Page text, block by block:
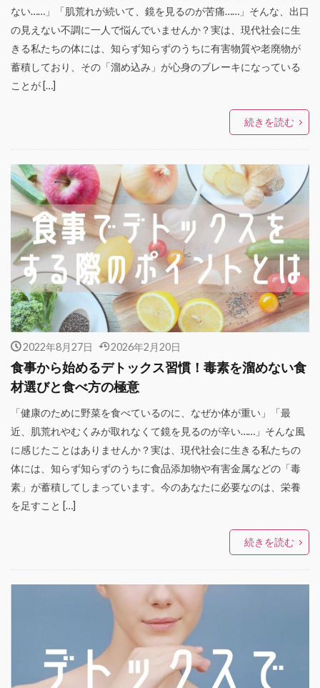
ない……」「肌荒れが続いて、鏡を見るのが苦痛……」そんな、出口
の見えない不調に一人で悩んでいませんか？実は、現代社会に生
きる私たちの体には、知らず知らずのうちに有害物質や老廃物が
蓄積しており、その「溜め込み」が心身のブレーキになっている
ことが […]
続きを読む
2022年8月27日 2026年2月20日
食事から始めるデトックス習慣！毒素を溜めない食
材選びと食べ方の極意
「健康のために野菜を食べているのに、なぜか体が重い」「最
近、肌荒れやむくみが取れなくて鏡を見るのが辛い……」そんな風
に感じたことはありませんか？実は、現代社会に生きる私たちの
体には、知らず知らずのうちに食品添加物や有害金属などの「毒
素」が蓄積してしまっています。今のあなたに必要なのは、栄養
を足すこと […]
続きを読む